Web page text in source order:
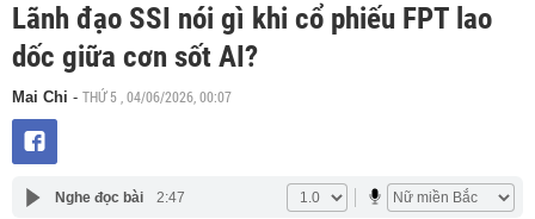
Lãnh đạo SSI nói gì khi cổ phiếu FPT lao
dốc giữa cơn sốt AI?
Mai Chi - THỨ 5 , 04/06/2026, 00:07
Nghe đọc bài 2:47